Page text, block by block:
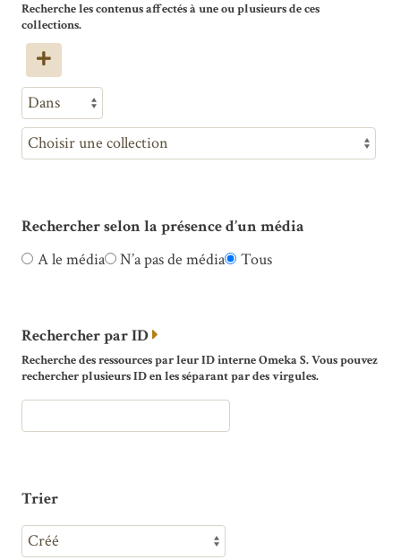
Recherche les contenus affectés à une ou plusieurs de ces
collections.
Rechercher selon la présence d’un média
A le média
N’a pas de média Tous
Rechercher par ID
Recherche des ressources par leur ID interne Omeka S. Vous pouvez
rechercher plusieurs ID en les séparant par des virgules.
Trier